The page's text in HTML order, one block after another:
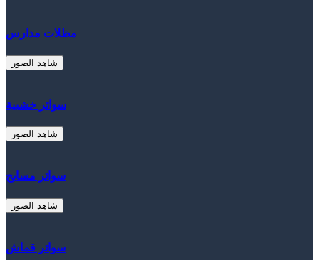
مظلات مدارس
شاهد الصور
سواتر خشبية
شاهد الصور
سواتر مسابح
شاهد الصور
سواتر قماش